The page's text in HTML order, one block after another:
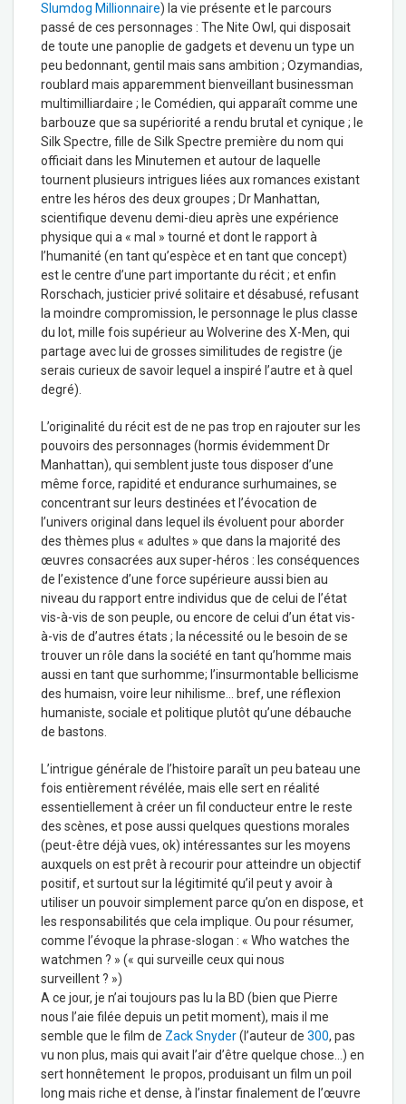
Slumdog Millionnaire) la vie présente et le parcours
passé de ces personnages : The Nite Owl, qui disposait
de toute une panoplie de gadgets et devenu un type un
peu bedonnant, gentil mais sans ambition ; Ozymandias,
roublard mais apparemment bienveillant businessman
multimilliardaire ; le Comédien, qui apparaît comme une
barbouze que sa supériorité a rendu brutal et cynique ; le
Silk Spectre, fille de Silk Spectre première du nom qui
officiait dans les Minutemen et autour de laquelle
tournent plusieurs intrigues liées aux romances existant
entre les héros des deux groupes ; Dr Manhattan,
scientifique devenu demi-dieu après une expérience
physique qui a « mal » tourné et dont le rapport à
l’humanité (en tant qu’espèce et en tant que concept)
est le centre d’une part importante du récit ; et enfin
Rorschach, justicier privé solitaire et désabusé, refusant
la moindre compromission, le personnage le plus classe
du lot, mille fois supérieur au Wolverine des X-Men, qui
partage avec lui de grosses similitudes de registre (je
serais curieux de savoir lequel a inspiré l’autre et à quel
degré).
L’originalité du récit est de ne pas trop en rajouter sur les
pouvoirs des personnages (hormis évidemment Dr
Manhattan), qui semblent juste tous disposer d’une
même force, rapidité et endurance surhumaines, se
concentrant sur leurs destinées et l’évocation de
l’univers original dans lequel ils évoluent pour aborder
des thèmes plus « adultes » que dans la majorité des
œuvres consacrées aux super-héros : les conséquences
de l’existence d’une force supérieure aussi bien au
niveau du rapport entre individus que de celui de l’état
vis-à-vis de son peuple, ou encore de celui d’un état vis-
à-vis de d’autres états ; la nécessité ou le besoin de se
trouver un rôle dans la société en tant qu’homme mais
aussi en tant que surhomme; l’insurmontable bellicisme
des humaisn, voire leur nihilisme… bref, une réflexion
humaniste, sociale et politique plutôt qu’une débauche
de bastons.
L’intrigue générale de l’histoire paraît un peu bateau une
fois entièrement révélée, mais elle sert en réalité
essentiellement à créer un fil conducteur entre le reste
des scènes, et pose aussi quelques questions morales
(peut-être déjà vues, ok) intéressantes sur les moyens
auxquels on est prêt à recourir pour atteindre un objectif
positif, et surtout sur la légitimité qu’il peut y avoir à
utiliser un pouvoir simplement parce qu’on en dispose, et
les responsabilités que cela implique. Ou pour résumer,
comme l’évoque la phrase-slogan : « Who watches the
watchmen ? » (« qui surveille ceux qui nous
surveillent ? »)
A ce jour, je n’ai toujours pas lu la BD (bien que Pierre
nous l’aie filée depuis un petit moment), mais il me
semble que le film de Zack Snyder(l’auteur de 300, pas
vu non plus, mais qui avait l’air d’être quelque chose…) en
sert honnêtement le propos, produisant un film un poil
long mais riche et dense, à l’instar finalement de l’œuvre